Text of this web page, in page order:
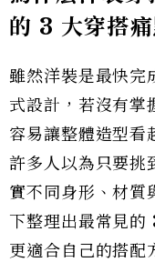
的 3 大穿搭
雖然洋裝是最快完
式設計，若沒有掌
容易讓整體造型看
許多人以為只要挑
實不同身形、材質
下整理出最常見的
更適合自己的搭配